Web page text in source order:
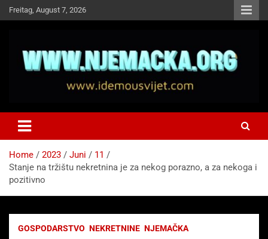
Skip
to
Freitag, August 7, 2026
Idemo u Svijet-Njemacka!
Home 2023 Juni
11
Stanje na tržištu nekretnina je za nekog porazno, a za nekoga i
pozitivno
GOSPODARSTVO NEKRETNINE NJEMAČKA